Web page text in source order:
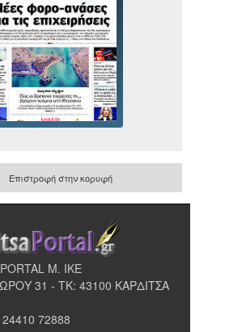
Επιστροφή στην κορυφή
Μ. ΙΚΕ
31 - ΤΚ: 43100 ΚΑΡΔΙΤΣΑ
72888